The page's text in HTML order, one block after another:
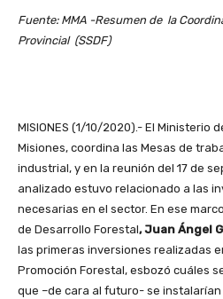
Fuente: MMA -Resumen de la
Provincial (SSDF)
MISIONES (1/10/2020).- El Ministerio
Misiones, coordina las Mesas de
industrial, y en la reunión del 17 de
analizado estuvo relacionado a las
necesarias en el sector. En ese
de Desarrollo Forestal, Juan Ángel
las primeras inversiones realizadas
Promoción Forestal, esbozó cuáles
que –de cara al futuro- se